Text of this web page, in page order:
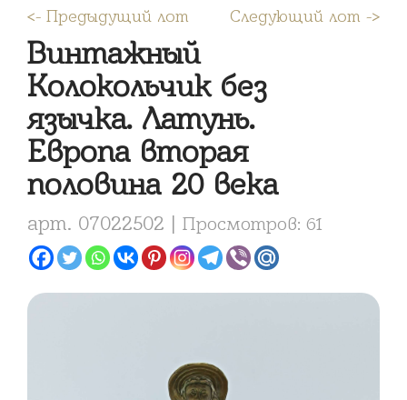
<- Предыдущий лот Следующий лот ->
Винтажный
Колокольчик без
язычка. Латунь.
Европа вторая
половина 20 века
арт. 07022502 | Просмотров: 61